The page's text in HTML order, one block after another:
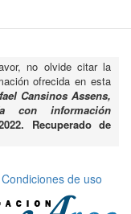
no olvide citar la
ofrecida en esta
Cansinos Assens,
con información
Recuperado de
Condiciones de uso